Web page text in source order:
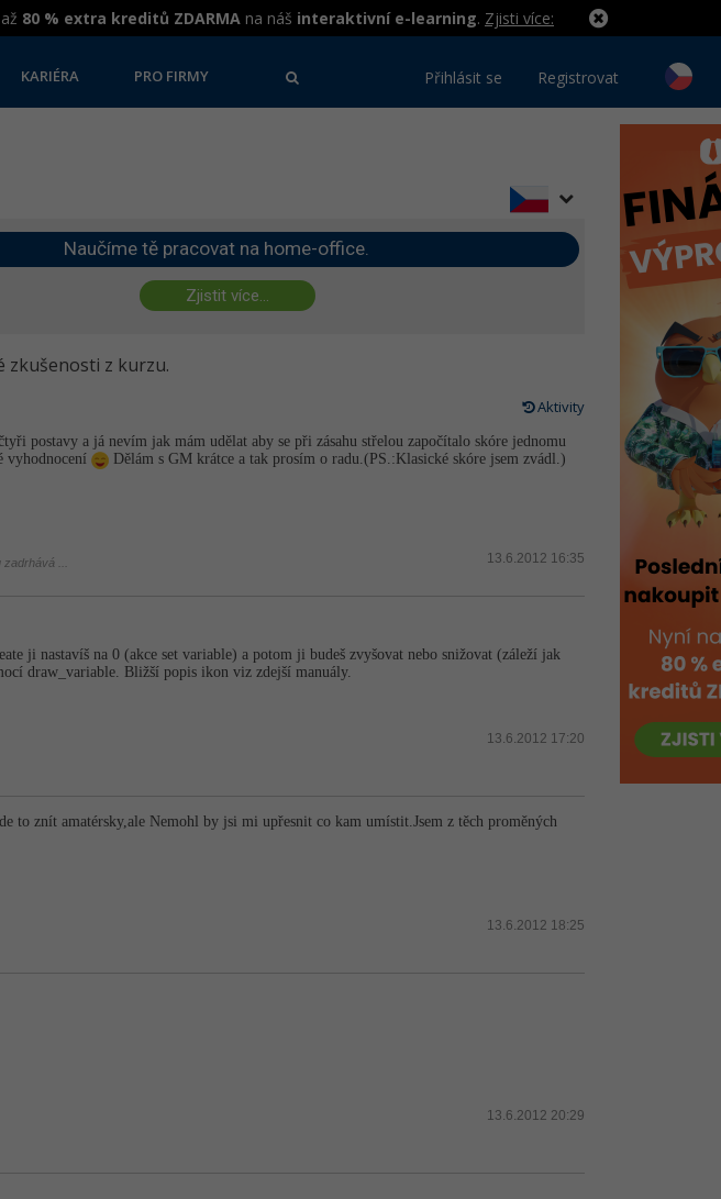
80 % extra kreditů ZDARMA na náš interaktivní e-learning. Zjisti více:
KARIÉRA PRO FIRMY Přihlásit se Registrovat
Naučíme tě pracovat na home-office.
Zjistit více...
zkušenosti z kurzu.
Aktivity
postavy a já nevím jak mám udělat aby se při zásahu střelou započítalo skóre jednomu
vyhodnocení
Dělám s GM krátce a tak prosím o radu.(PS.:Klasické skóre jsem zvádl.)
13.6.2012 16:35
...
ji nastavíš na 0 (akce set variable) a potom ji budeš zvyšovat nebo snižovat (záleží jak
draw_variable. Bližší popis ikon viz zdejší manuály.
13.6.2012 17:20
to znít amatérsky,ale Nemohl by jsi mi upřesnit co kam umístit.Jsem z těch proměných
13.6.2012 18:25
13.6.2012 20:29